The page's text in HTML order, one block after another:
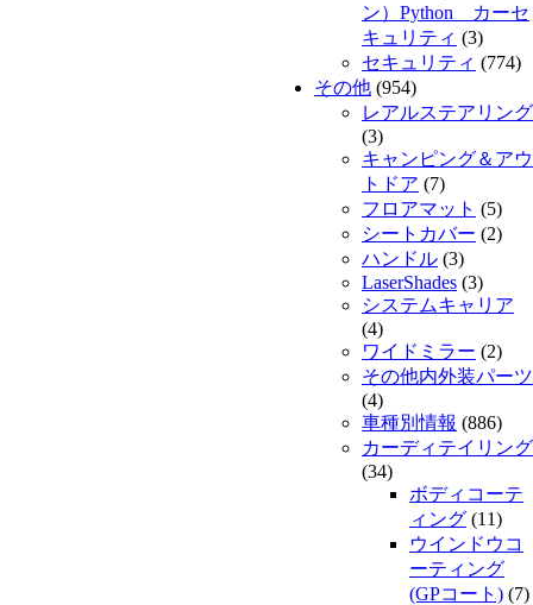
ン）Python カーセ
キュリティ (3)
セキュリティ (774)
その他 (954)
レアルステアリング
(3)
キャンピング＆アウ
トドア (7)
フロアマット (5)
シートカバー (2)
ハンドル (3)
LaserShades (3)
システムキャリア
(4)
ワイドミラー (2)
その他内外装パーツ
(4)
車種別情報 (886)
カーディテイリング
(34)
ボディコーテ
ィング (11)
ウインドウコ
ーティング
(GPコート) (7)